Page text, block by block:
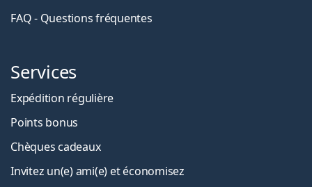
FAQ - Questions fréquentes
Services
Expédition régulière
Points bonus
Chèques cadeaux
Invitez un(e) ami(e) et économisez